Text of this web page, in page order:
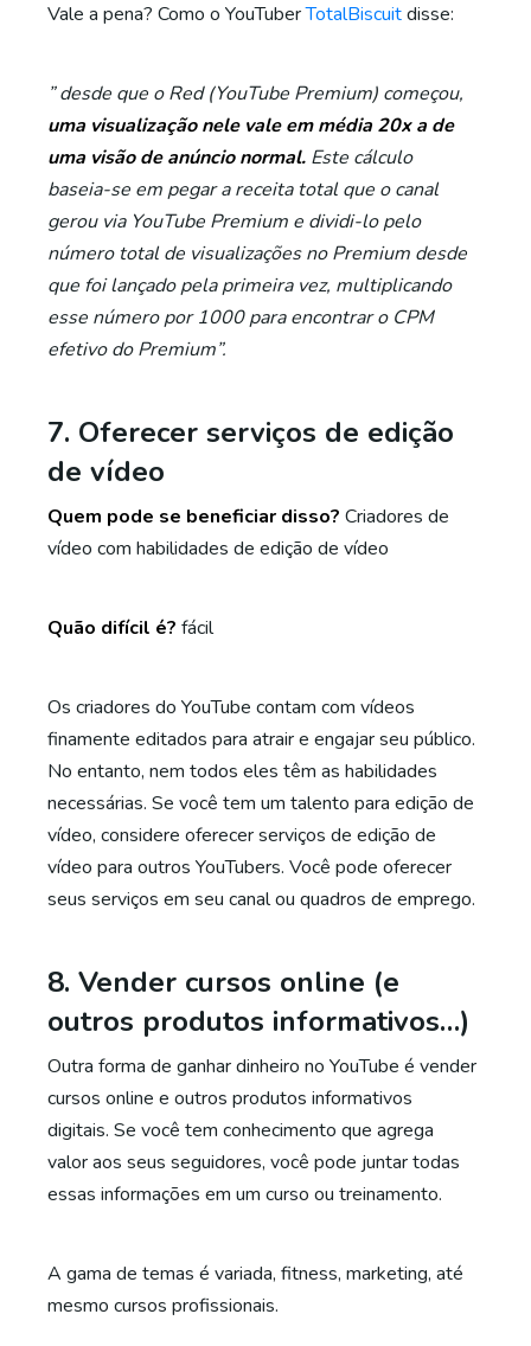
Vale a pena? Como o YouTuberTotalBiscuitdisse:
” desde que o Red (YouTube Premium) começou,
uma visualização nele vale em média 20x a de
uma visão de anúncio normal. Este cálculo
baseia-se em pegar a receita total que o canal
gerou via YouTube Premium e dividi-lo pelo
número total de visualizações no Premium desde
que foi lançado pela primeira vez, multiplicando
esse número por 1000 para encontrar o CPM
efetivo do Premium”.
7. Oferecer serviços de edição
de vídeo
Quem pode se beneficiar disso? Criadores de
vídeo com habilidades de edição de vídeo
Quão difícil é? fácil
Os criadores do YouTube contam com vídeos
finamente editados para atrair e engajar seu público.
No entanto, nem todos eles têm as habilidades
necessárias. Se você tem um talento para edição de
vídeo, considere oferecer serviços de edição de
vídeo para outros YouTubers. Você pode oferecer
seus serviços em seu canal ou quadros de emprego.
8. Vender cursos online (e
outros produtos informativos…)
Outra forma de ganhar dinheiro no YouTube é vender
cursos online e outros produtos informativos
digitais. Se você tem conhecimento que agrega
valor aos seus seguidores, você pode juntar todas
essas informações em um curso ou treinamento.
A gama de temas é variada, fitness, marketing, até
mesmo cursos profissionais.